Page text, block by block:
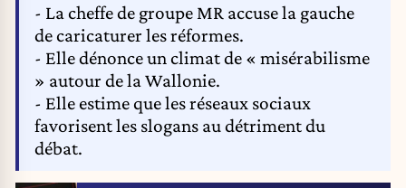
- La cheffe de groupe MR accuse la gauche
de caricaturer les réformes.
- Elle dénonce un climat de « misérabilisme
» autour de la Wallonie.
- Elle estime que les réseaux sociaux
favorisent les slogans au détriment du
débat.